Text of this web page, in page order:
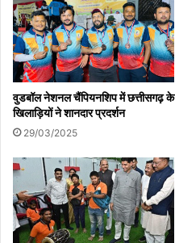
वुडबॉल नेशनल चैंपियनशिप में छत्तीसगढ़ के
खिलाड़ियों ने शानदार प्रदर्शन
29/03/2025